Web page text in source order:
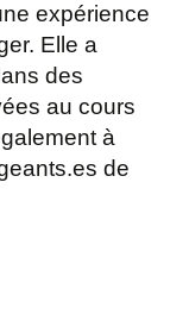
expérience
Elle a
des
au cours
à
de